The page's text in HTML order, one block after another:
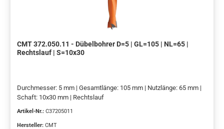
CMT 372.050.11 - Dübelbohrer D=5 | GL=105 | NL=65 |
Rechtslauf | S=10x30
Durchmesser: 5 mm | Gesamtlänge: 105 mm | Nutzlänge: 65 mm |
Schaft: 10x30 mm | Rechtslauf
Artikel-Nr.: C37205011
Hersteller: CMT